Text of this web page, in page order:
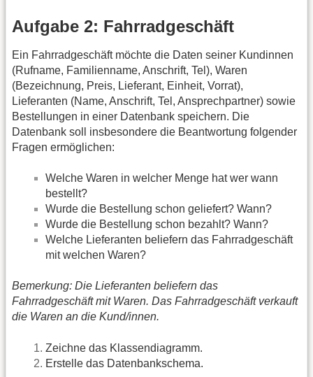
Aufgabe 2: Fahrradgeschäft
Ein Fahrradgeschäft möchte die Daten seiner Kundinnen
(Rufname, Familienname, Anschrift, Tel), Waren
(Bezeichnung, Preis, Lieferant, Einheit, Vorrat),
Lieferanten (Name, Anschrift, Tel, Ansprechpartner) sowie
Bestellungen in einer Datenbank speichern. Die
Datenbank soll insbesondere die Beantwortung folgender
Fragen ermöglichen:
Welche Waren in welcher Menge hat wer wann
bestellt?
Wurde die Bestellung schon geliefert? Wann?
Wurde die Bestellung schon bezahlt? Wann?
Welche Lieferanten beliefern das Fahrradgeschäft
mit welchen Waren?
Bemerkung: Die Lieferanten beliefern das
Fahrradgeschäft mit Waren. Das Fahrradgeschäft verkauft
die Waren an die Kund/innen.
Zeichne das Klassendiagramm.
Erstelle das Datenbankschema.